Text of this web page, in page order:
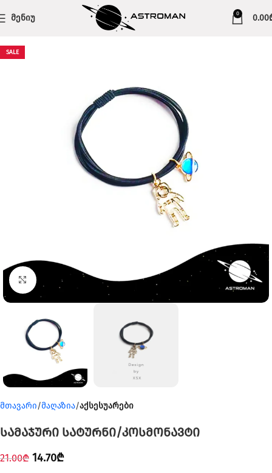
ᲛᲔᲜᲘᲣ 0 0.00
SALE
Click to enlarge
მთავარი მაღაზია აქსესუარები
სამაჯური სატურნი/კოსმონავტი
21.00₾ 14.70₾